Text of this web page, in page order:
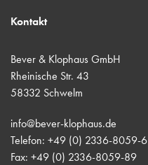
Kontakt
Bever & Klophaus GmbH
Rheinische Str. 43
58332 Schwelm
info@bever-klophaus.de
Telefon: +49 (0) 2336-8059-6
Fax: +49 (0) 2336-8059-89